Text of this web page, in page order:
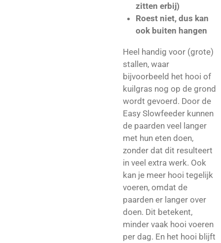
zitten erbij)
Roest niet, dus kan
ook buiten hangen
Heel handig voor (grote)
stallen, waar
bijvoorbeeld het hooi of
kuilgras nog op de grond
wordt gevoerd. Door de
Easy Slowfeeder kunnen
de paarden veel langer
met hun eten doen,
zonder dat dit resulteert
in veel extra werk. Ook
kan je meer hooi tegelijk
voeren, omdat de
paarden er langer over
doen. Dit betekent,
minder vaak hooi voeren
per dag. En het hooi blijft